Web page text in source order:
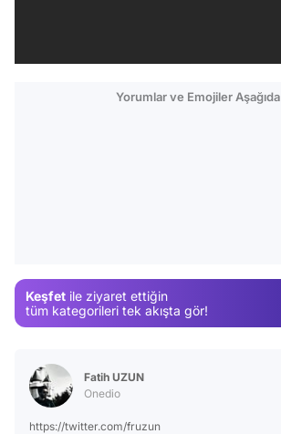
Yorumlar ve Emojiler Aşağıda
Keşfet ile ziyaret ettiğin
tüm kategorileri tek akışta gör!
Fatih UZUN
Onedio
https://twitter.com/fruzun